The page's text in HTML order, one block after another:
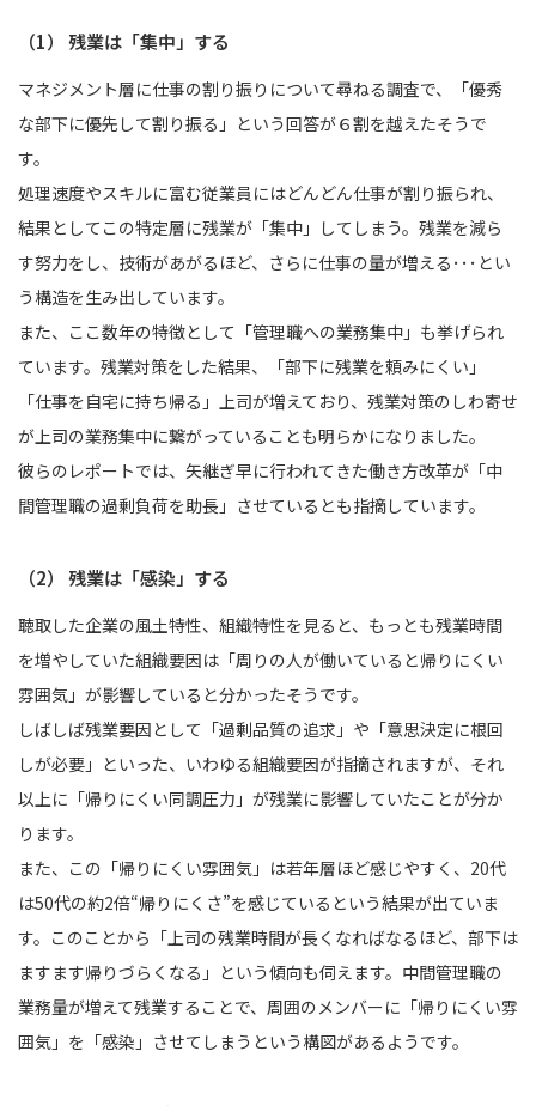
（1） 残業は「集中」する
マネジメント層に仕事の割り振りについて尋ねる調査で、「優秀
な部下に優先して割り振る」という回答が６割を越えたそうで
す。
処理速度やスキルに富む従業員にはどんどん仕事が割り振られ、
結果としてこの特定層に残業が「集中」してしまう。残業を減ら
す努力をし、技術があがるほど、さらに仕事の量が増える･･･とい
う構造を生み出しています。
また、ここ数年の特徴として「管理職への業務集中」も挙げられ
ています。残業対策をした結果、「部下に残業を頼みにくい」
「仕事を自宅に持ち帰る」上司が増えており、残業対策のしわ寄せ
が上司の業務集中に繋がっていることも明らかになりました。
彼らのレポートでは、矢継ぎ早に行われてきた働き方改革が「中
間管理職の過剰負荷を助長」させているとも指摘しています。
（2） 残業は「感染」する
聴取した企業の風土特性、組織特性を見ると、もっとも残業時間
を増やしていた組織要因は「周りの人が働いていると帰りにくい
雰囲気」が影響していると分かったそうです。
しばしば残業要因として「過剰品質の追求」や「意思決定に根回
しが必要」といった、いわゆる組織要因が指摘されますが、それ
以上に「帰りにくい同調圧力」が残業に影響していたことが分か
ります。
また、この「帰りにくい雰囲気」は若年層ほど感じやすく、20代
は50代の約2倍“帰りにくさ”を感じているという結果が出ていま
す。このことから「上司の残業時間が長くなればなるほど、部下は
ますます帰りづらくなる」という傾向も伺えます。中間管理職の
業務量が増えて残業することで、周囲のメンバーに「帰りにくい雰
囲気」を「感染」させてしまうという構図があるようです。